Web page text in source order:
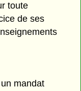
toute
de ses
mandat